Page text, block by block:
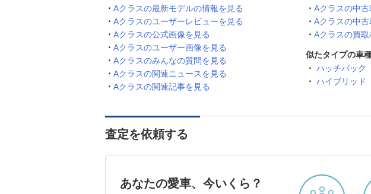
Aクラスの最新モデルの情報を見る
Aクラスのユーザーレビューを見る
Aクラスの公式画像を見る
Aクラスのユーザー画像を見る
Aクラスのみんなの質問を見る
Aクラスの関連ニュースを見る
Aクラスの関連記事を見る
Aクラスの中
Aクラスの中
Aクラスの買
似たタイプの車
ハッチバック
ハイブリッド
査定を依頼する
あなたの愛車、今いくら？